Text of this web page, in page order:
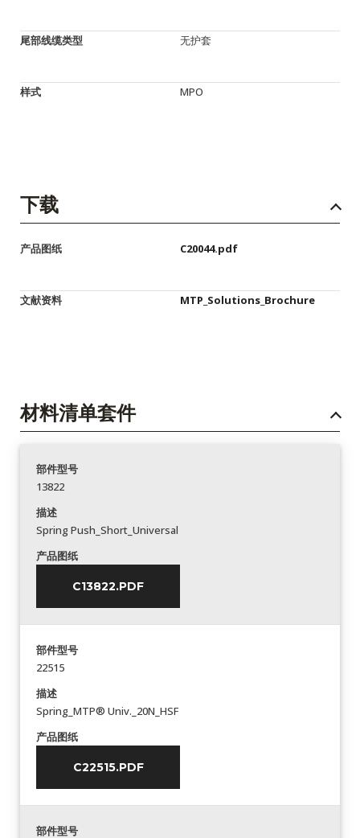
尾部线缆类型 无护套
样式 MPO
下载
产品图纸 C20044.pdf
文献资料 MTP_Solutions_Brochure
材料清单套件
部件型号
13822
描述
Spring Push_Short_Universal
产品图纸
C13822.PDF
部件型号
22515
描述
Spring_MTP® Univ._20N_HSF
产品图纸
C22515.PDF
部件型号